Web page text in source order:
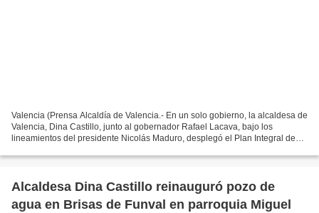
Valencia (Prensa Alcaldía de Valencia.- En un solo gobierno, la alcaldesa de
Valencia, Dina Castillo, junto al gobernador Rafael Lacava, bajo los
lineamientos del presidente Nicolás Maduro, desplegó el Plan Integral de
Alcaldesa Dina Castillo reinauguró pozo de
agua en Brisas de Funval en parroquia Miguel